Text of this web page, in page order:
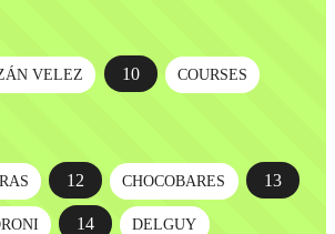
VELEZ 10 COURSES
12 CHOCOBARES 13
14 DELGUY